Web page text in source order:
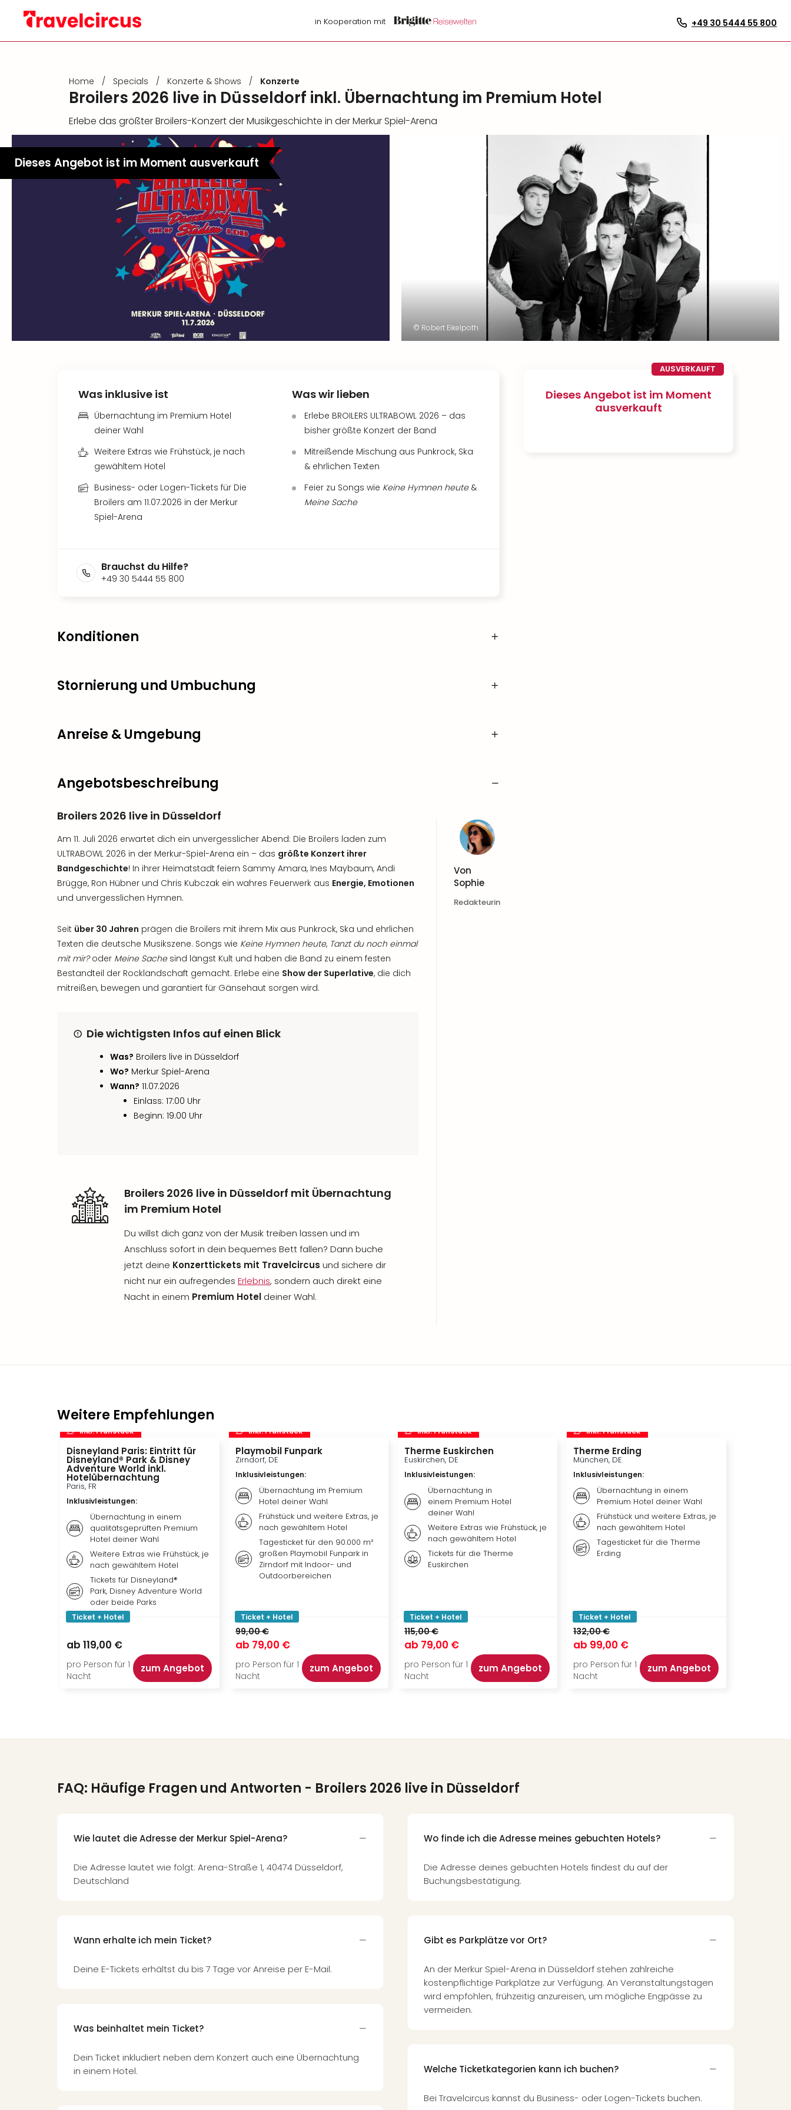
in Kooperation mit +49 30 5444 55 800
Home / Specials / Konzerte & Shows / Konzerte
Broilers 2026 live in Düsseldorf inkl. Übernachtung im Premium Hotel
Erlebe das größter Broilers-Konzert der Musikgeschichte in der Merkur Spiel-Arena
Dieses Angebot ist im Moment ausverkauft
© Robert Eikelpoth
AUSVERKAUFT
Dieses Angebot ist im Moment
ausverkauft
Was inklusive ist
Übernachtung im Premium Hotel
deiner Wahl
Weitere Extras wie Frühstück, je nach
gewähltem Hotel
Business- oder Logen-Tickets für Die
Broilers am 11.07.2026 in der Merkur
Spiel-Arena
Was wir lieben
Erlebe BROILERS ULTRABOWL 2026 – das
bisher größte Konzert der Band
Mitreißende Mischung aus Punkrock, Ska
& ehrlichen Texten
Feier zu Songs wie Keine Hymnen heute&
Meine Sache
Brauchst du Hilfe?
+49 30 5444 55 800
Konditionen
Stornierung und Umbuchung
Anreise & Umgebung
Angebotsbeschreibung
Broilers 2026 live in Düsseldorf
Am 11. Juli 2026 erwartet dich ein unvergesslicher Abend: Die Broilers laden zum
ULTRABOWL 2026 in der Merkur-Spiel-Arena ein – das größte Konzert ihrer
Bandgeschichte! In ihrer Heimatstadt feiern Sammy Amara, Ines Maybaum, Andi
Brügge, Ron Hübner und Chris Kubczak ein wahres Feuerwerk aus Energie, Emotionen
und unvergesslichen Hymnen.
Seit über 30 Jahren prägen die Broilers mit ihrem Mix aus Punkrock, Ska und ehrlichen
Texten die deutsche Musikszene. Songs wie Keine Hymnen heute, Tanzt du noch einmal
mit mir?oder Meine Sachesind längst Kult und haben die Band zu einem festen
Bestandteil der Rocklandschaft gemacht. Erlebe eine Show der Superlative, die dich
mitreißen, bewegen und garantiert für Gänsehaut sorgen wird.
Die wichtigsten Infos auf einen Blick
Was? Broilers live in Düsseldorf
Wo? Merkur Spiel-Arena
Wann? 11.07.2026
Einlass: 17:00 Uhr
Beginn: 19:00 Uhr
Broilers 2026 live in Düsseldorf mit Übernachtung
im Premium Hotel
Du willst dich ganz von der Musik treiben lassen und im
Anschluss sofort in dein bequemes Bett fallen? Dann buche
jetzt deine Konzerttickets mit Travelcircus und sichere dir
nicht nur ein aufregendes Erlebnis, sondern auch direkt eine
Nacht in einem Premium Hotel deiner Wahl.
Von
Sophie
Redakteurin
Weitere Empfehlungen
inkl. Frühstück
Disneyland Paris: Eintritt für
Disneyland® Park & Disney
Adventure World inkl.
Hotelübernachtung
Paris, FR
Inklusivleistungen:
Übernachtung in einem
qualitätsgeprüften Premium
Hotel deiner Wahl
Weitere Extras wie Frühstück, je
nach gewähltem Hotel
Tickets für Disneyland®
Park, Disney Adventure World
oder beide Parks
Ticket + Hotel
ab 119,00 €
pro Person für 1
Nacht
zum Angebot
inkl. Frühstück
Playmobil Funpark
Zirndorf, DE
Inklusivleistungen:
Übernachtung im Premium
Hotel deiner Wahl
Frühstück und weitere Extras, je
nach gewähltem Hotel
Tagesticket für den 90.000 m²
großen Playmobil Funpark in
Zirndorf mit Indoor- und
Outdoorbereichen
Ticket + Hotel
99,00 €
ab 79,00 €
pro Person für 1
Nacht
zum Angebot
inkl. Frühstück
Therme Euskirchen
Euskirchen, DE
Inklusivleistungen:
Übernachtung in
einem Premium Hotel
deiner Wahl
Weitere Extras wie Frühstück, je
nach gewähltem Hotel
Tickets für die Therme
Euskirchen
Ticket + Hotel
115,00 €
ab 79,00 €
pro Person für 1
Nacht
zum Angebot
inkl. Frühstück
Therme Erding
München, DE
Inklusivleistungen:
Übernachtung in einem
Premium Hotel deiner Wahl
Frühstück und weitere Extras, je
nach gewähltem Hotel
Tagesticket für die Therme
Erding
Ticket + Hotel
132,00 €
ab 99,00 €
pro Person für 1
Nacht
zum Angebot
FAQ: Häufige Fragen und Antworten - Broilers 2026 live in Düsseldorf
Wie lautet die Adresse der Merkur Spiel-Arena?
Die Adresse lautet wie folgt: Arena-Straße 1, 40474 Düsseldorf,
Deutschland
Wann erhalte ich mein Ticket?
Deine E-Tickets erhältst du bis 7 Tage vor Anreise per E-Mail.
Was beinhaltet mein Ticket?
Dein Ticket inkludiert neben dem Konzert auch eine Übernachtung
in einem Hotel.
Wo finde ich die Adresse meines gebuchten Hotels?
Die Adresse deines gebuchten Hotels findest du auf der
Buchungsbestätigung.
Gibt es Parkplätze vor Ort?
An der Merkur Spiel-Arena in Düsseldorf stehen zahlreiche
kostenpflichtige Parkplätze zur Verfügung. An Veranstaltungstagen
wird empfohlen, frühzeitig anzureisen, um mögliche Engpässe zu
vermeiden.
Welche Ticketkategorien kann ich buchen?
Bei Travelcircus kannst du Business- oder Logen-Tickets buchen.